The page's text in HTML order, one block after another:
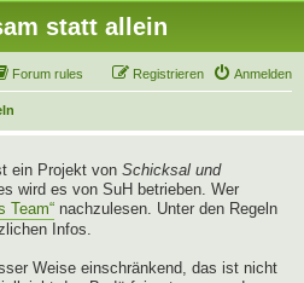
statt allein
Forum rules Anmelden
Registrieren
ein Projekt von Schicksal und
wird es von SuH betrieben. Wer
Team“ nachzulesen. Unter den Regeln
Infos.
Weise einschränkend, das ist nicht